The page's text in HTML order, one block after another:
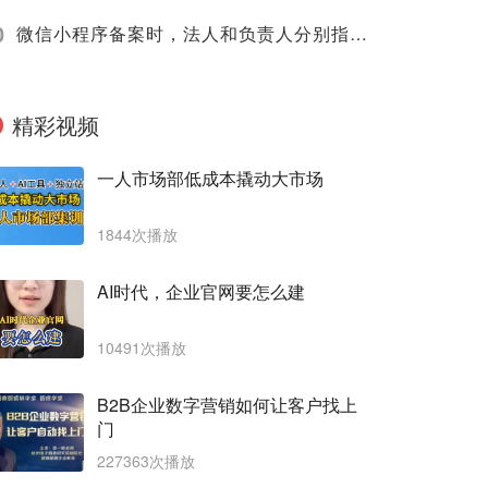
微信小程序备案时，法人和负责人分别指的是谁，应该怎么填写和区分？
精彩视频
一人市场部低成本撬动大市场
1844次播放
AI时代，企业官网要怎么建
10491次播放
B2B企业数字营销如何让客户找上
门
227363次播放